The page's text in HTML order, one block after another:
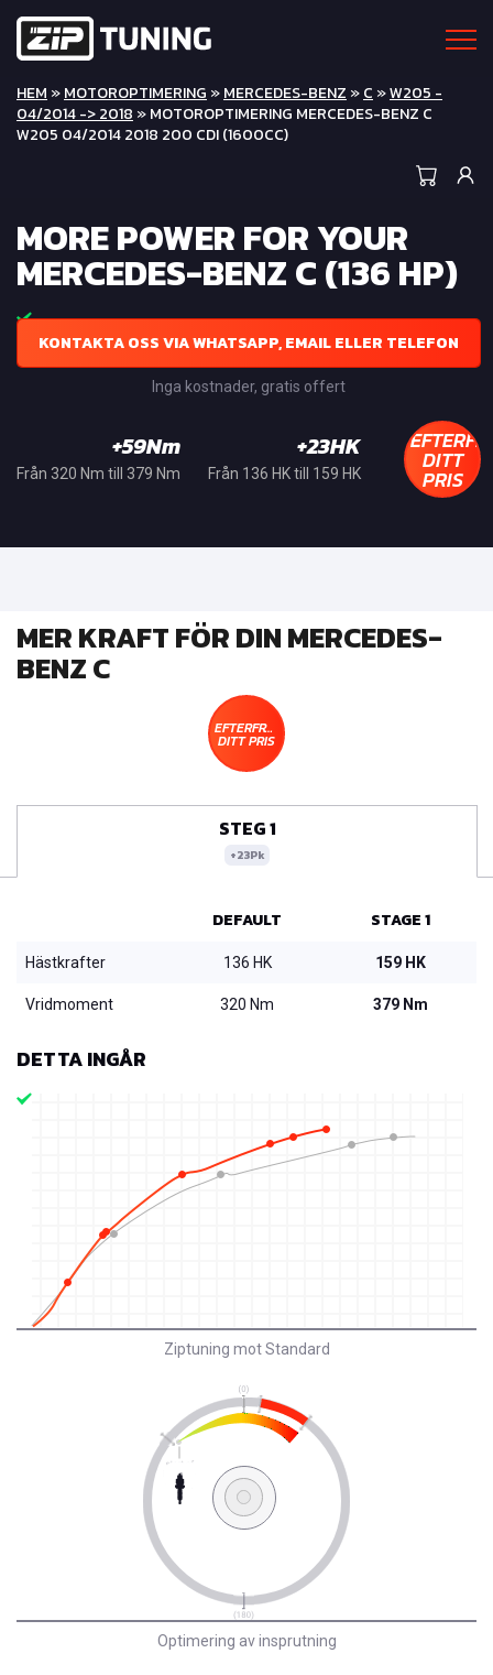
HEM »MOTOROPTIMERING »MERCEDES-BENZ »C »W205 -
04/2014 -> 2018 » MOTOROPTIMERING MERCEDES-BENZ C
W205 04/2014 2018 200 CDI (1600CC)
MORE POWER FOR YOUR
MERCEDES-BENZ C (136 HP)
KONTAKTA OSS VIA WHATSAPP, EMAIL ELLER TELEFON
Inga kostnader, gratis offert
+59Nm
Från 320 Nm till 379 Nm
+23HK
Från 136 HK till 159 HK DITT
PRIS
MER KRAFT FÖR DIN MERCEDES-
BENZ C
EFTERFRÅGA
DITT PRIS
STEG 1
+23Pk
DEFAULT STAGE 1
Hästkrafter 136 HK 159 HK
Vridmoment 320 Nm 379 Nm
DETTA INGÅR
Ziptuning mot Standard
Optimering av insprutning